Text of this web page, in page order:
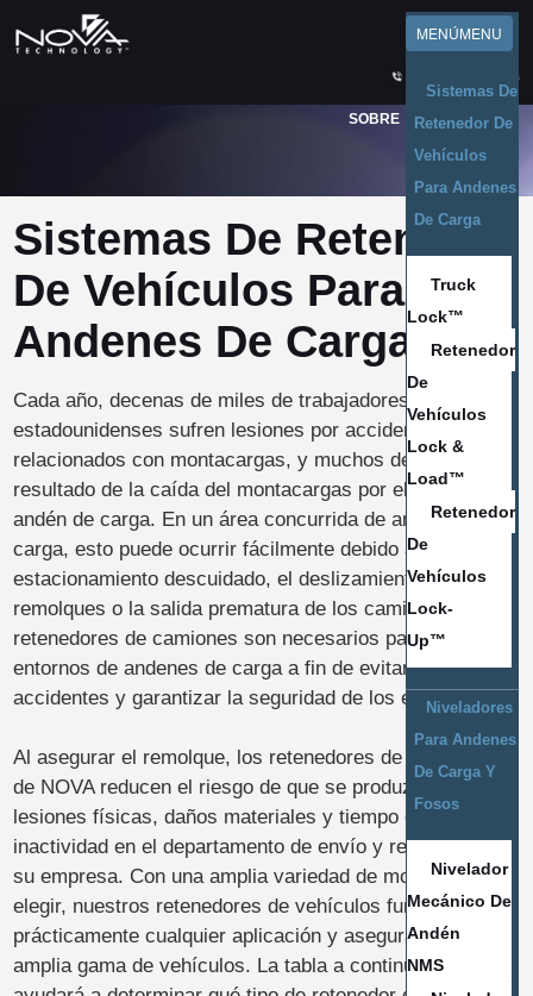
ASISTENCIA
SOBRE CONTACTO
1-800-236-7325
MENÚMENU
Sistemas De
Retenedor De
Vehículos
Para Andenes
De Carga
Truck
Lock™
Retenedor
De
Vehículos
Lock &
Load™
Retenedor
De
Vehículos
Lock-
Up™
Niveladores
Para Andenes
De Carga Y
Fosos
Nivelador
Mecánico De
Andén
NMS
Sistemas De Retenedor
De Vehículos Para
Andenes De Carga
Cada año, decenas de miles de trabajadores
estadounidenses sufren lesiones por accidentes
relacionados con montacargas, y muchos de ellos son el
resultado de la caída del montacargas por el borde del
andén de carga. En un área concurrida de andenes de
carga, esto puede ocurrir fácilmente debido a un
estacionamiento descuidado, el deslizamiento de los
remolques o la salida prematura de los camiones. Los
retenedores de camiones son necesarios para los
entornos de andenes de carga a fin de evitar estos
accidentes y garantizar la seguridad de los empleados.
Al asegurar el remolque, los retenedores de vehículos
de NOVA reducen el riesgo de que se produzcan
lesiones físicas, daños materiales y tiempo de
inactividad en el departamento de envío y recepción de
su empresa. Con una amplia variedad de modelos para
elegir, nuestros retenedores de vehículos funcionan en
prácticamente cualquier aplicación y aseguran la más
amplia gama de vehículos. La tabla a continuación le